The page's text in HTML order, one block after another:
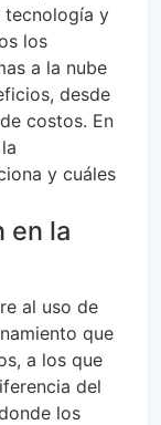
tecnología y
los
a la nube
desde
costos. En
y cuáles
en la
al uso de
que
a los que
del
los